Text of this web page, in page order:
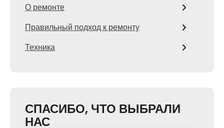
О ремонте
Правильный подход к ремонту
Техника
СПАСИБО, ЧТО ВЫБРАЛИ
НАС